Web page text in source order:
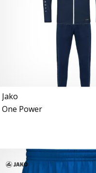
Jako
One Power
4XL